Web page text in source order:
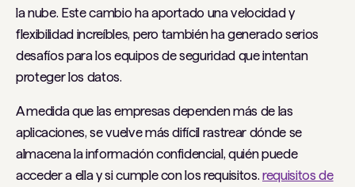
la nube. Este cambio ha aportado una velocidad y
flexibilidad increíbles, pero también ha generado serios
desafíos para los equipos de seguridad que intentan
proteger los datos.
A medida que las empresas dependen más de las
aplicaciones, se vuelve más difícil rastrear dónde se
almacena la información confidencial, quién puede
acceder a ella y si cumple con los requisitos.requisitos de